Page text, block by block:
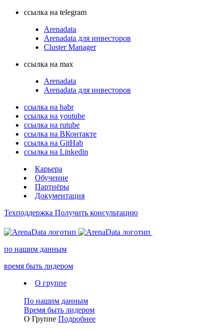
ссылка на telegram
Arenadata
Arenadata для инвесторов
Cluster Manager
ссылка на max
Arenadata
Arenadata для инвесторов
ссылка на habr
ссылка на youtube
ссылка на rutube
ссылка на ВКонтакте
ссылка на GitHab
ссылка на Linkedin
Карьера
Обучение
Партнёры
Документация
Техподдержка Получить консультацию
по нашим данным
время быть лидером
О группе
По нашим данным
Время быть лидером
О Группе Подробнее